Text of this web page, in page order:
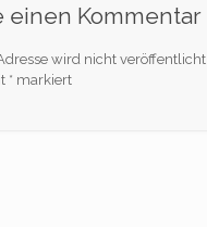
einen Kommentar
wird nicht veröffentlicht.
* markiert